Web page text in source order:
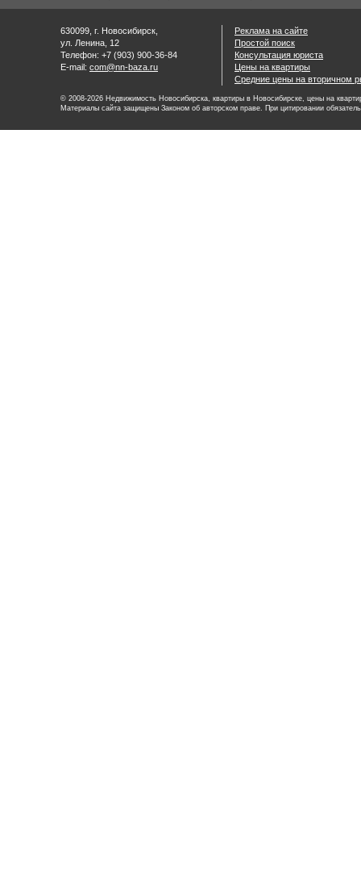
630099, г. Новосибирск,
ул. Ленина, 12
Телефон: +7 (903) 900-36-84
E-mail: com@nn-baza.ru
Реклама на сайте
Простой поиск
Консультация юриста
Цены на квартиры
Средние цены на вторичном
© 2008-2026 Недвижимость Новосибирска, квартиры в Новосибирске, цены на
Материалы сайта защищены Законом об авторском праве. При цитировании